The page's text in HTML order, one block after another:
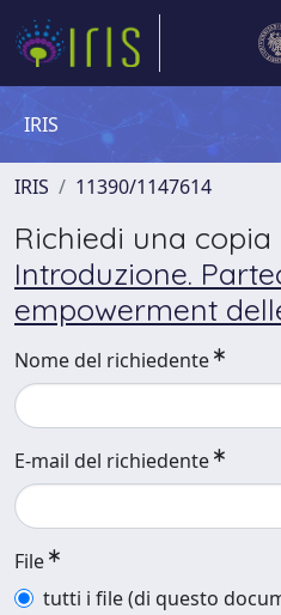
IRIS
IRIS 11390/1147614
Richiedi una
Introduzione.
empowerment
Nome del richiedente
E-mail del richiedente
File
tutti i file (di questo